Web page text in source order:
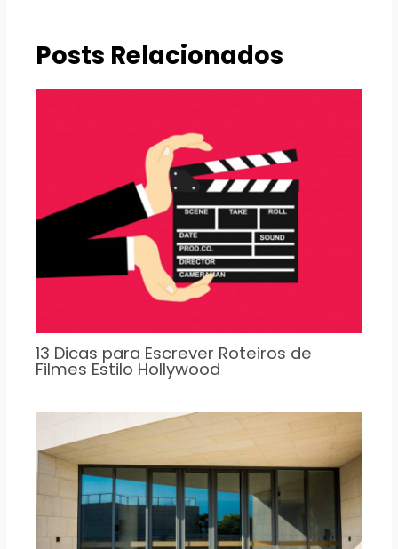
Posts Relacionados
13 Dicas para Escrever Roteiros de
Filmes Estilo Hollywood